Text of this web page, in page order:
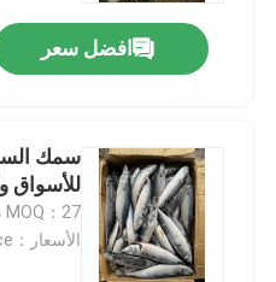
افضل سعر
للأسواق
MOQ：27 طن
الأسعار：Negotiated Price